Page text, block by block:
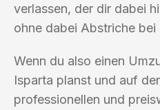
verlassen, der dir dabei
ohne dabei Abstriche
Wenn du also einen
Isparta planst und auf
professionellen und